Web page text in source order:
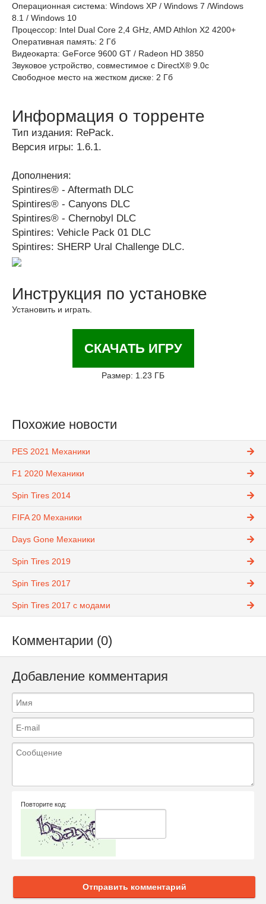
Операционная система: Windows XP / Windows 7 /Windows
8.1 / Windows 10
Процессор: Intel Dual Core 2,4 GHz, AMD Athlon X2 4200+
Оперативная память: 2 Гб
Видеокарта: GeForce 9600 GT / Radeon HD 3850
Звуковое устройство, совместимое с DirectX® 9.0с
Свободное место на жестком диске: 2 Гб
Информация о торренте
Тип издания: RePack.
Версия игры: 1.6.1.
Дополнения:
Spintires® - Aftermath DLC
Spintires® - Canyons DLC
Spintires® - Chernobyl DLC
Spintires: Vehicle Pack 01 DLC
Spintires: SHERP Ural Challenge DLC.
Инструкция по установке
Установить и играть.
СКАЧАТЬ ИГРУ
Размер: 1.23 ГБ
Похожие новости
PES 2021 Механики
F1 2020 Механики
Spin Tires 2014
FIFA 20 Механики
Days Gone Механики
Spin Tires 2019
Spin Tires 2017
Spin Tires 2017 с модами
Комментарии (0)
Добавление комментария
Повторите код:
Отправить комментарий